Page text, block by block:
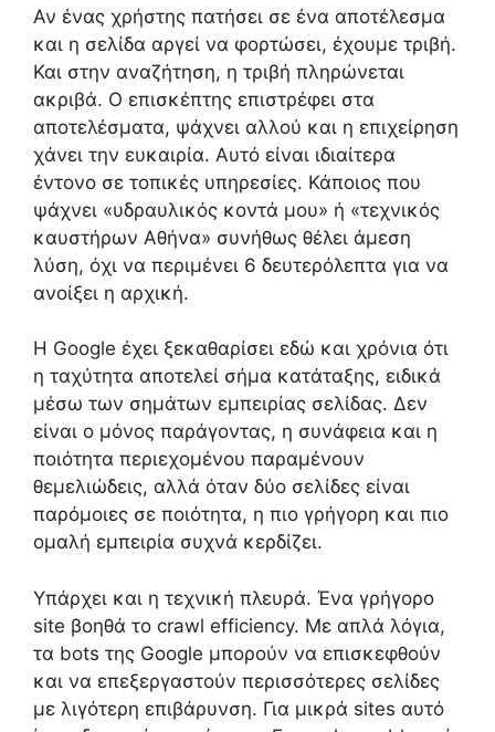
Αν ένας χρήστης πατήσει σε ένα αποτέλεσμα
και η σελίδα αργεί να φορτώσει, έχουμε τριβή.
Και στην αναζήτηση, η τριβή πληρώνεται
ακριβά. Ο επισκέπτης επιστρέφει στα
αποτελέσματα, ψάχνει αλλού και η επιχείρηση
χάνει την ευκαιρία. Αυτό είναι ιδιαίτερα
έντονο σε τοπικές υπηρεσίες. Κάποιος που
ψάχνει «υδραυλικός κοντά μου» ή «τεχνικός
καυστήρων Αθήνα» συνήθως θέλει άμεση
λύση, όχι να περιμένει 6 δευτερόλεπτα για να
ανοίξει η αρχική.
Η Google έχει ξεκαθαρίσει εδώ και χρόνια ότι
η ταχύτητα αποτελεί σήμα κατάταξης, ειδικά
μέσω των σημάτων εμπειρίας σελίδας. Δεν
είναι ο μόνος παράγοντας, η συνάφεια και η
ποιότητα περιεχομένου παραμένουν
θεμελιώδεις, αλλά όταν δύο σελίδες είναι
παρόμοιες σε ποιότητα, η πιο γρήγορη και πιο
ομαλή εμπειρία συχνά κερδίζει.
Υπάρχει και η τεχνική πλευρά. Ένα γρήγορο
site βοηθά το crawl efficiency. Με απλά λόγια,
τα bots της Google μπορούν να επισκεφθούν
και να επεξεργαστούν περισσότερες σελίδες
με λιγότερη επιβάρυνση. Για μικρά sites αυτό